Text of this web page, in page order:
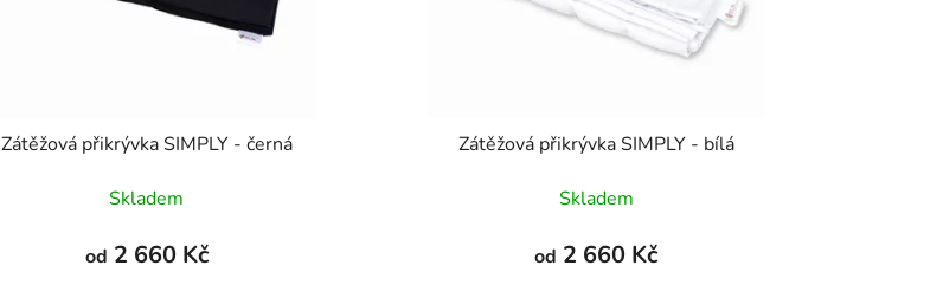
Zátěžová přikrývka SIMPLY - černá
Skladem
od 2 660 Kč
Zátěžová přikrývka SIMPLY - bílá
Skladem
od 2 660 Kč